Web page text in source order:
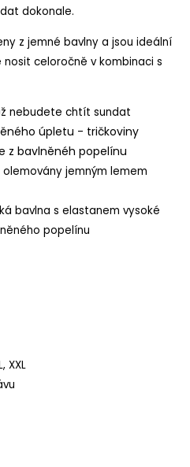
dokonale.
z jemné bavlny a jsou ideální
celoročně v kombinaci s
nebudete chtít sundat
úpletu - tričkoviny
z bavlněnéh popelínu
jemným lemem
bavlna s elastanem vysoké
popelínu
XXL